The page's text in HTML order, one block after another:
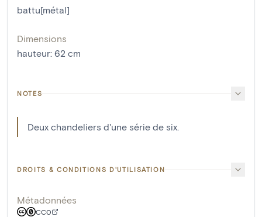
battu[métal]
Dimensions
hauteur: 62 cm
NOTES
Deux chandeliers d'une série de six.
DROITS & CONDITIONS D'UTILISATION
Métadonnées
CC0